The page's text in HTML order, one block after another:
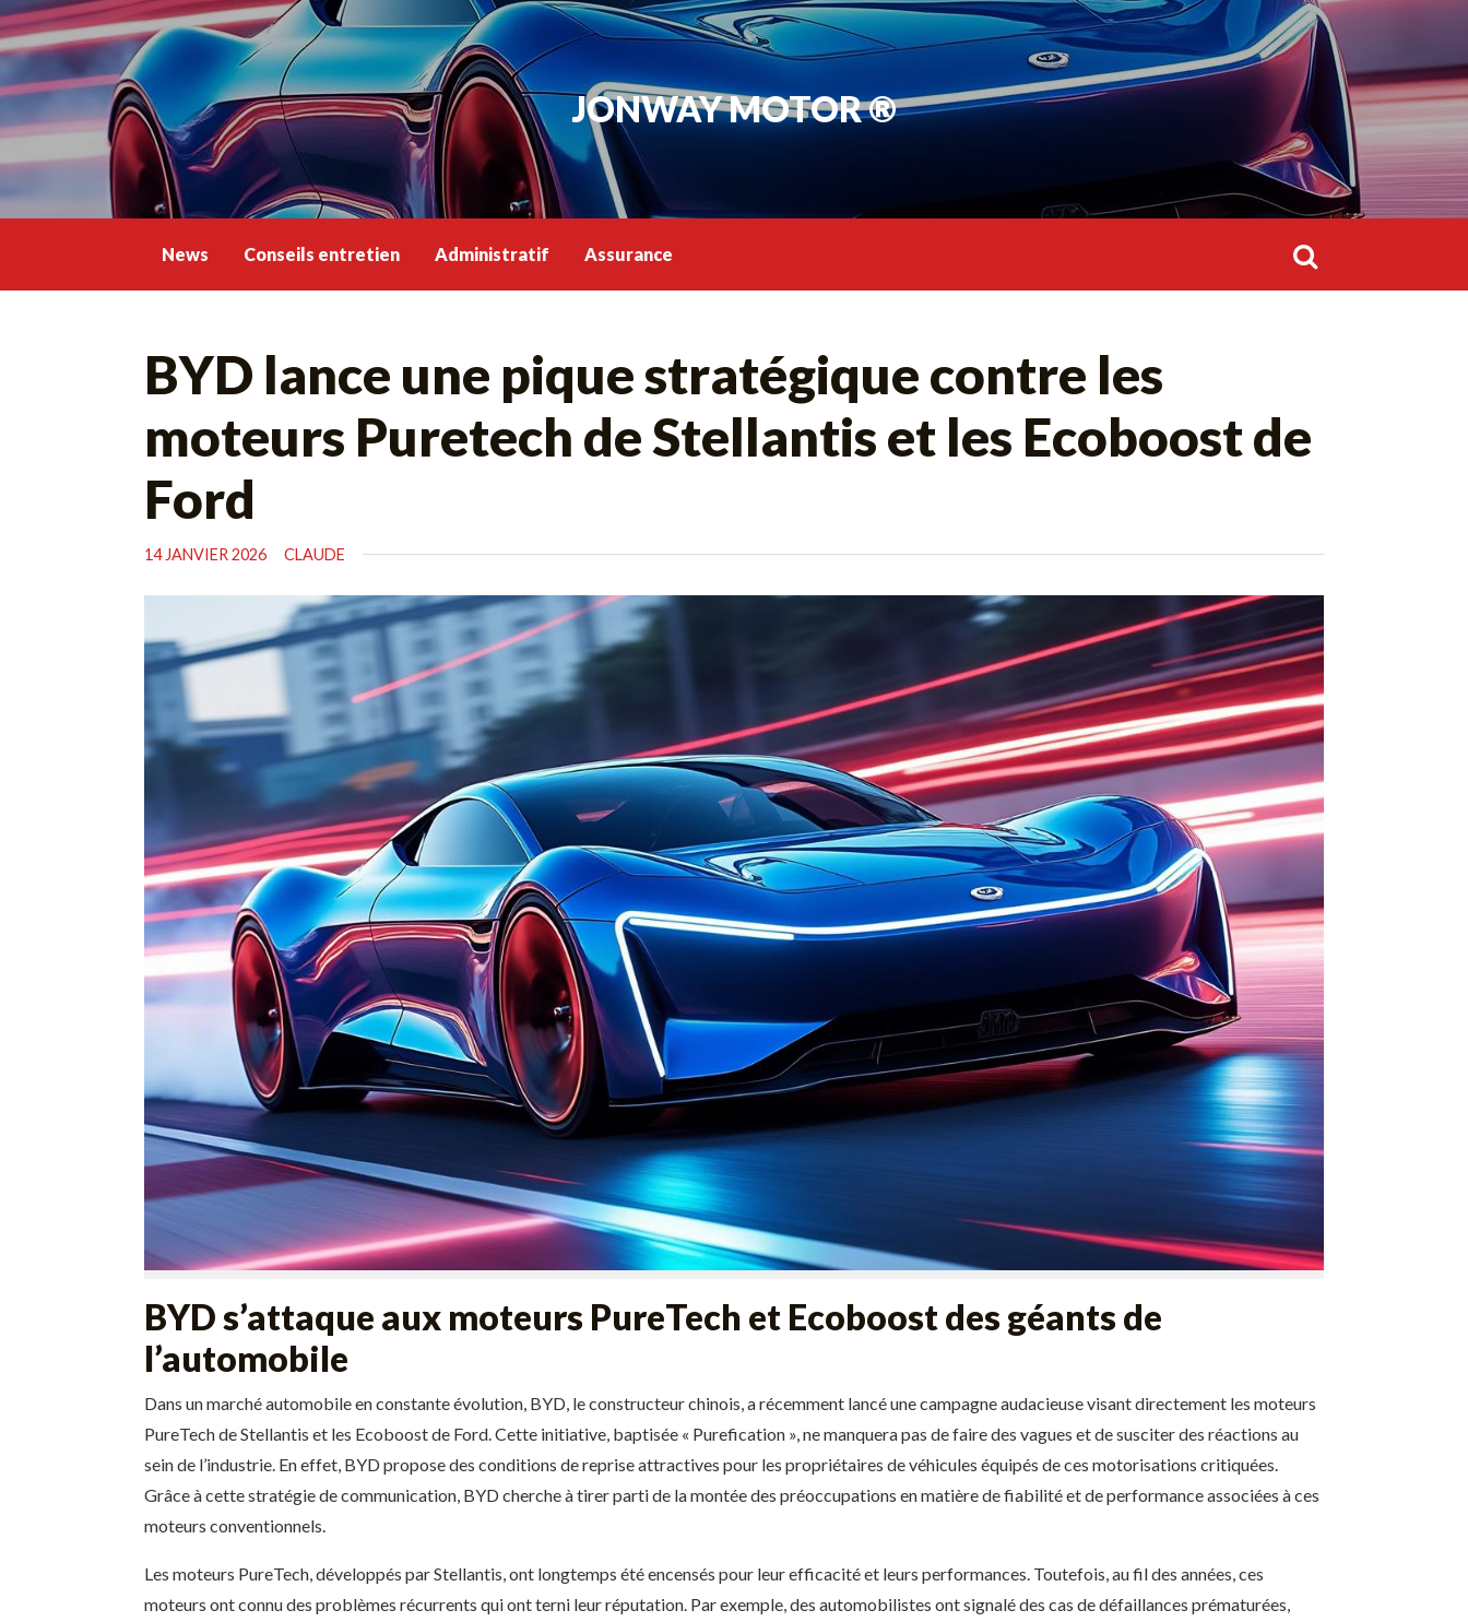
Skip
to
content
JONWAY MOTOR ®
News Conseils entretien Administratif Assurance
BYD lance une pique stratégique contre les
moteurs Puretech de Stellantis et les Ecoboost de
Ford
14 JANVIER 2026 CLAUDE
BYD s’attaque aux moteurs PureTech et Ecoboost des géants de
l’automobile
Dans un marché automobile en constante évolution, BYD, le constructeur chinois, a récemment lancé une campagne audacieuse visant directement les moteurs
PureTech de Stellantis et les Ecoboost de Ford. Cette initiative, baptisée « Purefication », ne manquera pas de faire des vagues et de susciter des réactions au
sein de l’industrie. En effet, BYD propose des conditions de reprise attractives pour les propriétaires de véhicules équipés de ces motorisations critiquées.
Grâce à cette stratégie de communication, BYD cherche à tirer parti de la montée des préoccupations en matière de fiabilité et de performance associées à ces
moteurs conventionnels.
Les moteurs PureTech, développés par Stellantis, ont longtemps été encensés pour leur efficacité et leurs performances. Toutefois, au fil des années, ces
moteurs ont connu des problèmes récurrents qui ont terni leur réputation. Par exemple, des automobilistes ont signalé des cas de défaillances prématurées,
Rechercher :